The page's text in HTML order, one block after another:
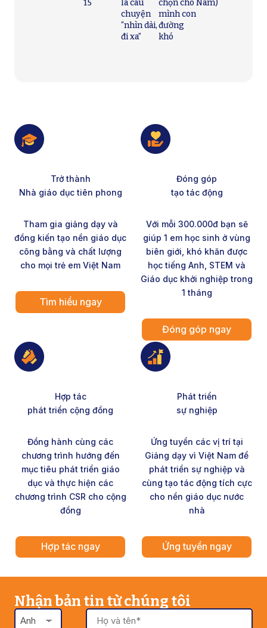
15
là câu
chuyện
“nhìn dài,
đi xa”
chọn cho
mình con
đường
khó
Nam)
Trở thành
Nhà giáo dục tiên phong
Tham gia giảng dạy và
đồng kiến tạo nền giáo dục
công bằng và chất lượng
cho mọi trẻ em Việt Nam
Tìm hiểu ngay
Đóng góp
tạo tác động
Với mỗi 300.000đ bạn sẽ
giúp 1 em học sinh ở vùng
biên giới, khó khăn được
học tiếng Anh, STEM và
Giáo dục khởi nghiệp trong
1 tháng
Đóng góp ngay
Hợp tác
phát triển cộng đồng
Đồng hành cùng các
chương trình hướng đến
mục tiêu phát triển giáo
dục và thực hiện các
chương trình CSR cho cộng
đồng
Hợp tác ngay
Phát triển
sự nghiệp
Ứng tuyển các vị trí tại
Giảng dạy vì Việt Nam để
phát triển sự nghiệp và
cùng tạo tác động tích cực
cho nền giáo dục nước
nhà
Ứng tuyển ngay
Nhận bản tin từ chúng tôi